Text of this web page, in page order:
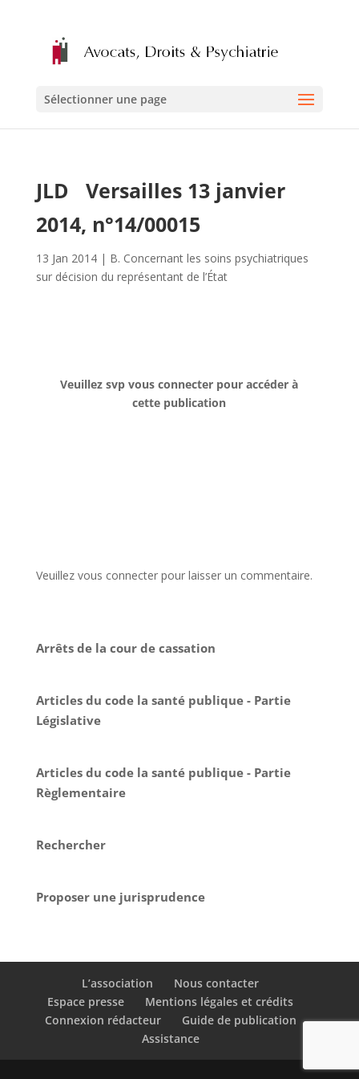
Sélectionner une page
JLD Versailles 13 janvier
2014, n°14/00015
13 Jan 2014| B. Concernant les soins psychiatriques
sur décision du représentant de l’État
Veuillez svp vous connecter pour accéder à
cette publication
Veuillez vous connecter pour laisser un commentaire.
Arrêts de la cour de cassation
Articles du code la santé publique - Partie
Législative
Articles du code la santé publique - Partie
Règlementaire
Rechercher
Proposer une jurisprudence
L’association
Nous contacter
Espace presse
Mentions légales et crédits
Connexion rédacteur
Guide de publication
Assistance